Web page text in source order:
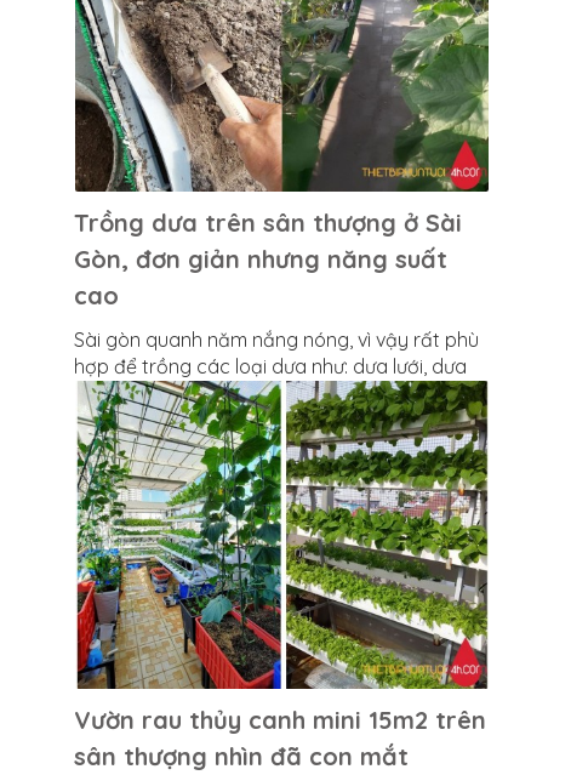
Trồng dưa trên sân thượng ở Sài
Gòn, đơn giản nhưng năng suất
cao
Sài gòn quanh năm nắng nóng, vì vậy rất phù
hợp để trồng các loại dưa như: dưa lưới, dưa
gang, dưa bở, dưa leo....
Vườn rau thủy canh mini 15m2 trên
sân thượng nhìn đã con mắt